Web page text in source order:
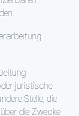
juristische
Stelle, die
die Zwecke